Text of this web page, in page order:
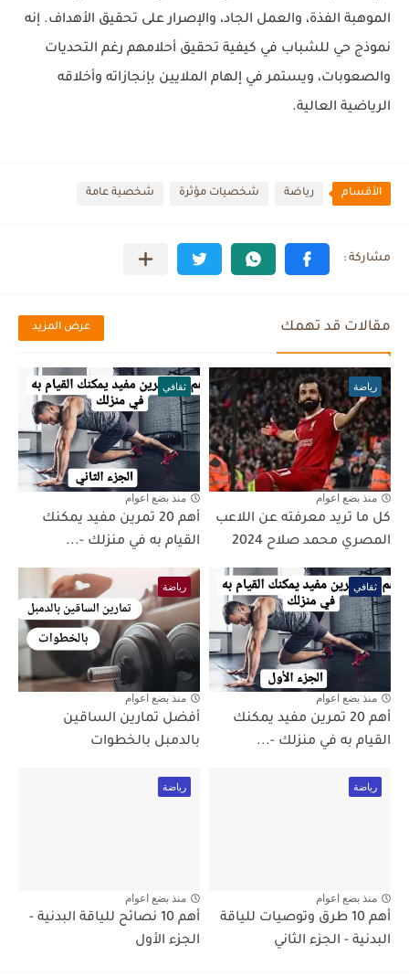
الموهبة الفذة، والعمل الجاد، والإصرار على تحقيق الأهداف. إنه
نموذج حي للشباب في كيفية تحقيق أحلامهم رغم التحديات
والصعوبات، ويستمر في إلهام الملايين بإنجازاته وأخلاقه
الرياضية العالية.
الأقسام رياضة شخصيات مؤثرة شخصية عامة
مقالات قد تهمك عرض المزيد
رياضة
منذ بضع اعوام
كل ما تريد معرفته عن اللاعب
المصري محمد صلاح 2024
ثقافي
منذ بضع اعوام
أهم 20 تمرين مفيد يمكنك
القيام به في منزلك -...
ثقافي
منذ بضع اعوام
أهم 20 تمرين مفيد يمكنك
القيام به في منزلك -...
رياضة
منذ بضع اعوام
أفضل تمارين الساقين
بالدمبل بالخطوات
رياضة
منذ بضع اعوام
أهم 10 طرق وتوصيات للياقة
البدنية - الجزء الثاني
رياضة
منذ بضع اعوام
أهم 10 نصائح للياقة البدنية -
الجزء الأول